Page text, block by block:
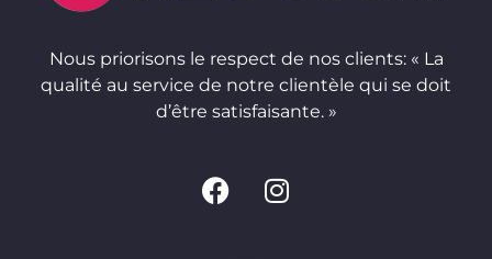
Nous priorisons le respect de nos clients: « La
qualité au service de notre clientèle qui se doit
d’être satisfaisante. »